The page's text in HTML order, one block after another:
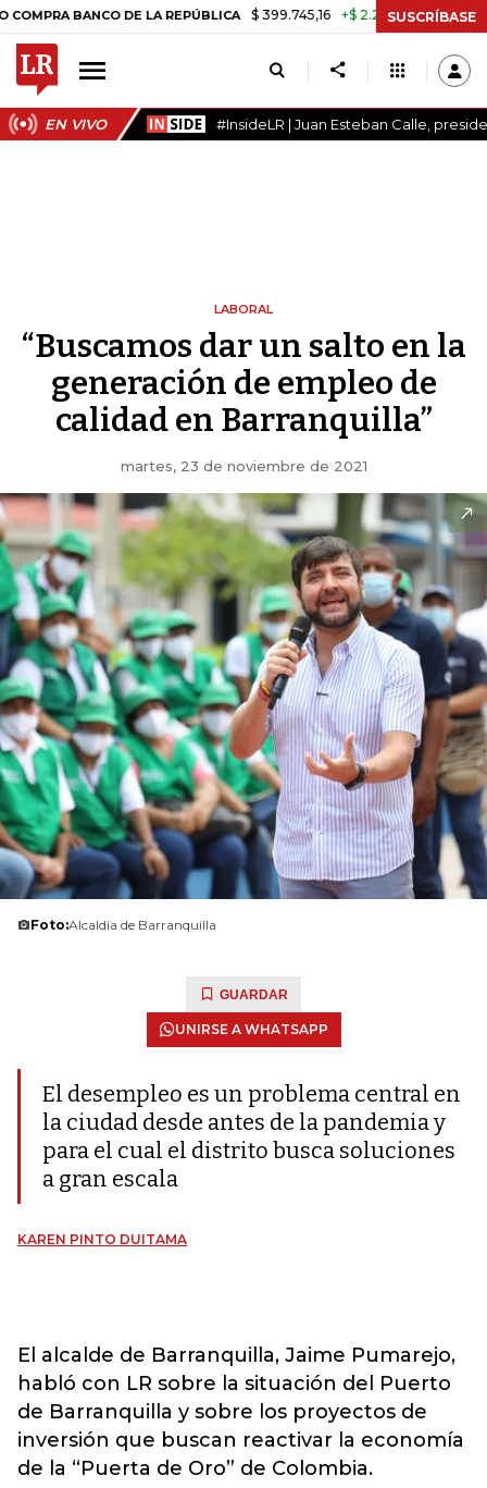
BANCO DE LA REPÚBLICA $ 399.745,16 +$ 2.295,71 +0,58% TASA
SUSCRÍBASE
EN VIVO #InsideLR | Juan Esteban Calle,
LABORAL
“Buscamos dar un salto en la
generación de empleo de
calidad en Barranquilla”
martes, 23 de noviembre de 2021
Foto:Alcaldía de Barranquilla
GUARDAR
UNIRSE A WHATSAPP
El desempleo es un problema central en
la ciudad desde antes de la pandemia y
para el cual el distrito busca soluciones
a gran escala
KAREN PINTO DUITAMA
El alcalde de Barranquilla, Jaime Pumarejo,
habló con LR sobre la situación del Puerto
de Barranquilla y sobre los proyectos de
inversión que buscan reactivar la economía
de la “Puerta de Oro” de Colombia.